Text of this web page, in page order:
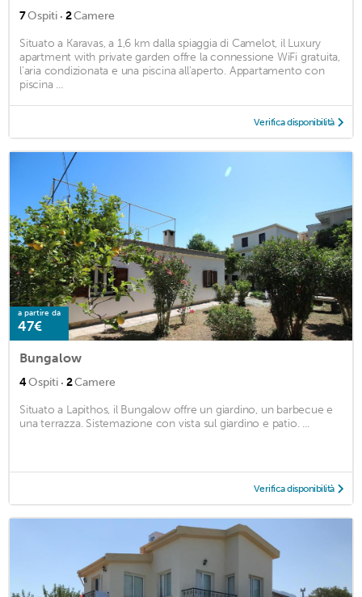
7Ospiti · 2Camere
Situato a Karavas, a 1,6 km dalla spiaggia di Camelot, il Luxury
apartment with private garden offre la connessione WiFi gratuita,
l'aria condizionata e una piscina all'aperto. Appartamento con
piscina ...
Verifica disponibilità
a partire da
47€
Bungalow
4Ospiti · 2Camere
Situato a Lapithos, il Bungalow offre un giardino, un barbecue e
una terrazza. Sistemazione con vista sul giardino e patio. ...
Verifica disponibilità